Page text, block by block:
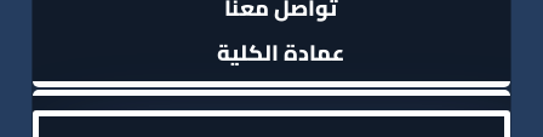
عمادة الكلية